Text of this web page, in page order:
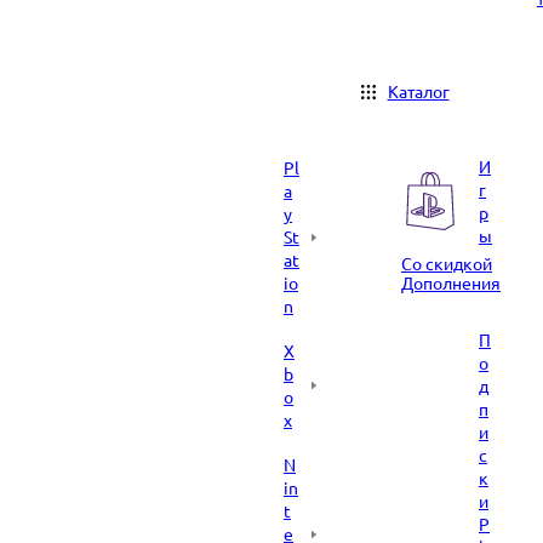
Каталог
Pl
a
y
St
at
io
n
X
b
o
x
N
in
t
e
И
г
р
ы
Со скидкой
Дополнения
П
о
д
п
и
с
к
и
P